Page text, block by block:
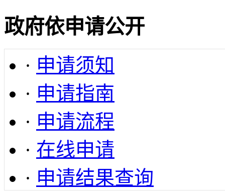
政府依申请公开
· 申请须知
· 申请指南
· 申请流程
· 在线申请
· 申请结果查询